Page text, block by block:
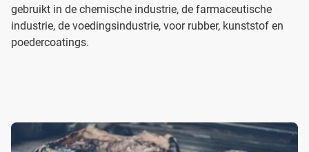
gebruikt in de chemische industrie, de farmaceutische
industrie, de voedingsindustrie, voor rubber, kunststof en
poedercoatings.